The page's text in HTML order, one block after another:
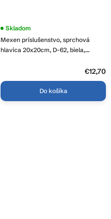
Mexen príslušenstvo, sprchová
hlavica 20x20cm, D-62, biela,
Skladom
€12,70
Do košíka